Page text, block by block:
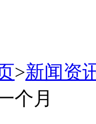
>新闻资
个月